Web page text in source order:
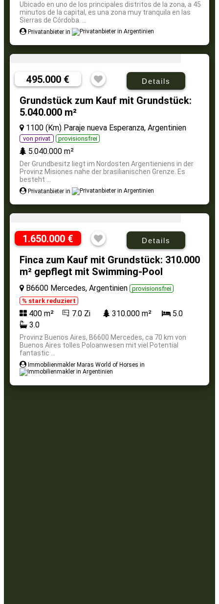
Ubicado en uno de los principales distritos de la zona, a 45
minutos de la capital, es una zona muy tranquila en las
Sierras de Córdoba. ...
Privatanbieter in
495.000 € Details
Grundstück zum Kauf mit Grundstück:
5.040.000 m²
1100 (Km) Paraje nueva Esperanza, Argentinien
von privat provisionsfrei
5.040.000 m²
Der Grundbesitz liegt im Nordosten Argentieniens in der
Provinz Misiones nahe der brasilianischen Grenze. Es
besteht ...
Privatanbieter in
1.650.000 € Details
Finca zum Kauf mit Grundstück: 310.000
m² gepflegt mit Swimming-Pool
B6600 Mercedes, Argentinien provisionsfrei
% stark reduziert
400 m² 7.0 Zi 310.000 m²
5.0
3.0
Provinz Buenos Aires, B6600 Mercedes, ca 70 km von
Buenos Aires tolles Poloanwesen mit viel Potential
fantastic ...
Immobilienmakler Maras World of Horses in